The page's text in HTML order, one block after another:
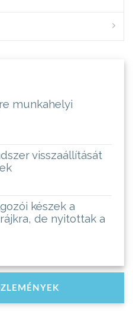
munkahelyi
visszaállítását
készek a
de nyitottak a